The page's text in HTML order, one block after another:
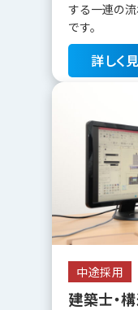
する一連の
です。
詳しく
中途採用
建築士・